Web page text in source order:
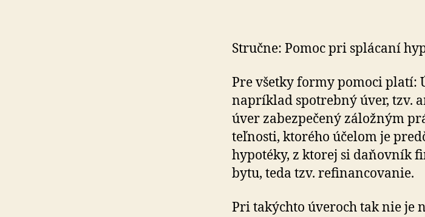
Stručne: Pomoc pri splácaní
Pre všetky formy pomoci platí:
napríklad spotrebný úver, tzv.
úver za­bez­pe­čený záložným
teľ­nosti, ktorého účelom je
hypo­téky, z ktorej si daňovník
bytu, teda tzv. re­fi­nan­co­vanie.
Pri takýchto úveroch tak nie je